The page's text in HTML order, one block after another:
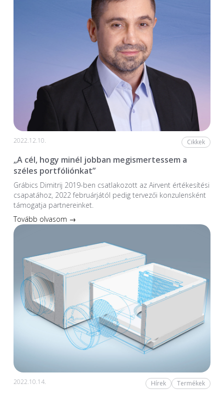
2022.12.10. Cikkek
„A cél, hogy minél jobban megismertessem a
széles portfóliónkat”
Grábics Dimitrij 2019-ben csatlakozott az Airvent értékesítési
csapatához, 2022 februárjától pedig tervezői konzulensként
támogatja partnereinket.
Tovább olvasom →
2022.10.14. Hírek Termékek